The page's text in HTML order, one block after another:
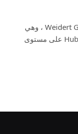
APPLETON ، WI ، يناير 2025-حققت Weidert Group ، وهي
وكالة نمو B2B كاملة الخدمات وشريك HubSpot على مستوى